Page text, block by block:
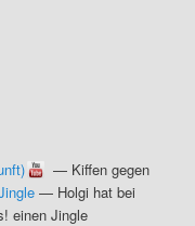
— Kiffen gegen
— Holgi hat bei
einen Jingle